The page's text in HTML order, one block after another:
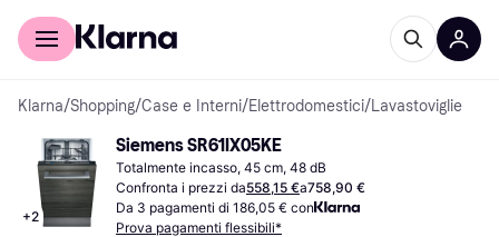
Per il tuo shopping
Klarna/Shopping/Case e Interni/Elettrodomestici/Lavastoviglie
+2
Siemens SR61IX05KE
Totalmente incasso, 45 cm, 48 dB
Confronta i prezzi da558,15 €a758,90 €
Da 3 pagamenti di 186,05 € con
Prova pagamenti flessibili*